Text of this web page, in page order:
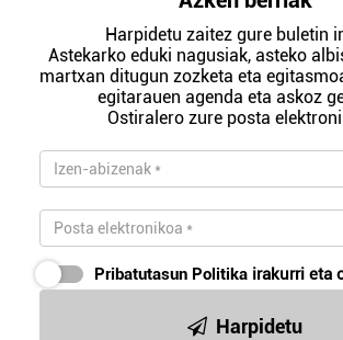
Harpidetu zaitez gure buletin
Astekarko eduki nagusiak, asteko
martxan ditugun zozketa eta
egitarauen agenda eta askoz
Ostiralero zure posta
Pribatutasun Politika irakurri eta
Harpidetu